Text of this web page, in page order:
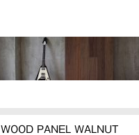
WOOD PANEL WALNUT